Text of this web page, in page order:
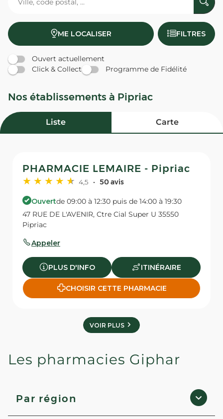
ME LOCALISER FILTRES
Ouvert actuellement
Click & Collect
Programme de Fidélité
Nos établissements à Pipriac
Liste Carte
PHARMACIE LEMAIRE - Pipriac
4,5 50 avis
Ouvertde 09:00 à 12:30 puis de 14:00 à 19:30
47 RUE DE L'AVENIR, Ctre Cial Super U 35550
Pipriac
Appeler
PLUS D'INFO ITINÉRAIRE
CHOISIR CETTE PHARMACIE
VOIR PLUS
Les pharmacies Giphar
Par région